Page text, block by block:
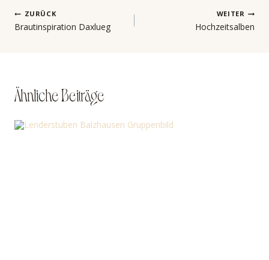
Beitragsnavigation
ZURÜCK
Brautinspiration Daxlueg
WEITER
Hochzeitsalben
Ähnliche Beiträge